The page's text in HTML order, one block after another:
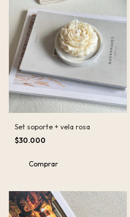
Set soporte + vela rosa
$30.000